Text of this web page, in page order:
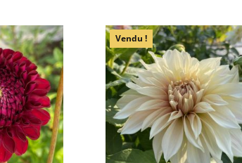
Vendu !